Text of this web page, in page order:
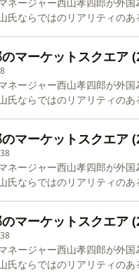
氏ならではのリアリティのあ
マーケットスクエア
ネージャー西山孝四郎が外
氏ならではのリアリティのあ
マーケットスクエア
ネージャー西山孝四郎が外
氏ならではのリアリティのあ
マーケットスクエア
ネージャー西山孝四郎が外
氏ならではのリアリティのあ